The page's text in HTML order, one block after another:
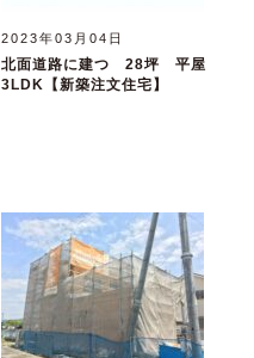
2023年03月04日
北面道路に建つ 28坪 平屋
3LDK【新築注文住宅】